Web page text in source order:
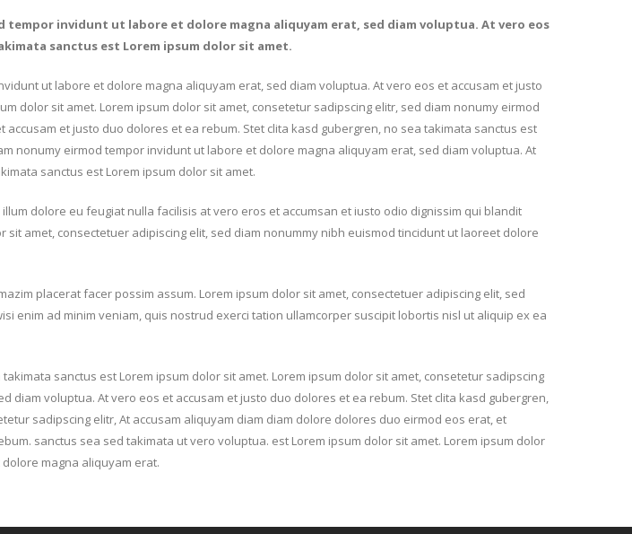
invidunt ut labore et dolore magna aliquyam erat, sed diam voluptua. At vero eos
sanctus est Lorem ipsum dolor sit amet.
ut labore et dolore magna aliquyam erat, sed diam voluptua. At vero eos et accusam et justo
dolor sit amet. Lorem ipsum dolor sit amet, consetetur sadipscing elitr, sed diam nonumy eirmod
et justo duo dolores et ea rebum. Stet clita kasd gubergren, no sea takimata sanctus est
nonumy eirmod tempor invidunt ut labore et dolore magna aliquyam erat, sed diam voluptua. At
sanctus est Lorem ipsum dolor sit amet.
dolore eu feugiat nulla facilisis at vero eros et accumsan et iusto odio dignissim qui blandit
amet, consectetuer adipiscing elit, sed diam nonummy nibh euismod tincidunt ut laoreet dolore
placerat facer possim assum. Lorem ipsum dolor sit amet, consectetuer adipiscing elit, sed
enim ad minim veniam, quis nostrud exerci tation ullamcorper suscipit lobortis nisl ut aliquip ex ea
sanctus est Lorem ipsum dolor sit amet. Lorem ipsum dolor sit amet, consetetur sadipscing
voluptua. At vero eos et accusam et justo duo dolores et ea rebum. Stet clita kasd gubergren,
sadipscing elitr, At accusam aliquyam diam diam dolore dolores duo eirmod eos erat, et
sanctus sea sed takimata ut vero voluptua. est Lorem ipsum dolor sit amet. Lorem ipsum dolor
magna aliquyam erat.